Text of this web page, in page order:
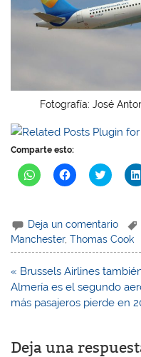
Fotografía: José
Comparte esto:
H
a
i
c
p
a
r
c
o
m
p
a
r
H
a
i
c
p
a
r
a
c
o
m
p
r
H
a
i
c
p
r
c
o
m
p
r
Deja un comentario
Manchester,Thomas Cook
Navegación
de
entradas
« Brussels Airlines
Almería es el segundo
más pasajeros pierde en
Deja una